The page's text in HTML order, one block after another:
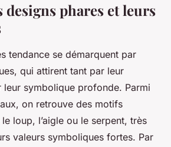
designs phares et leurs
tendance se démarquent par
qui attirent tant par leur
leur symbolique profonde. Parmi
on retrouve des motifs
loup, l’aigle ou le serpent, très
valeurs symboliques fortes. Par